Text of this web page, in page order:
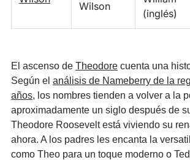
Wilson
(inglés)
El ascenso de Theodore cuenta una
Según el análisis de Nameberry de la
años, los nombres tienden a volver a la
aproximadamente un siglo después de
Theodore Roosevelt está viviendo su
ahora. A los padres les encanta la
como Theo para un toque moderno o